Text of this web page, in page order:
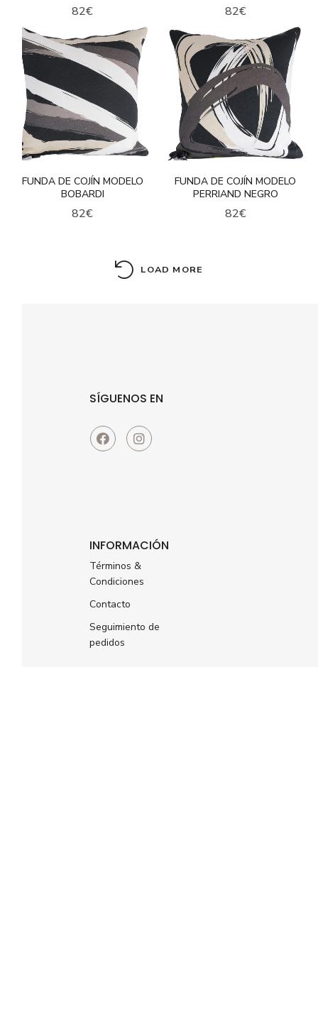
82€ 82€
FUNDA DE COJÍN MODELO
BOBARDI
82€
FUNDA DE COJÍN MODELO
PERRIAND NEGRO
82€
LOAD MORE
SÍGUENOS EN
INFORMACIÓN
Términos &
Condiciones
Contacto
Seguimiento de
pedidos